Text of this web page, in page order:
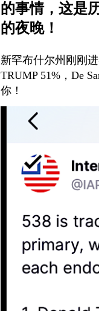
的事情，这是
的夜晚！
新罕布什尔州刚刚
TRUMP 51%， De
你！